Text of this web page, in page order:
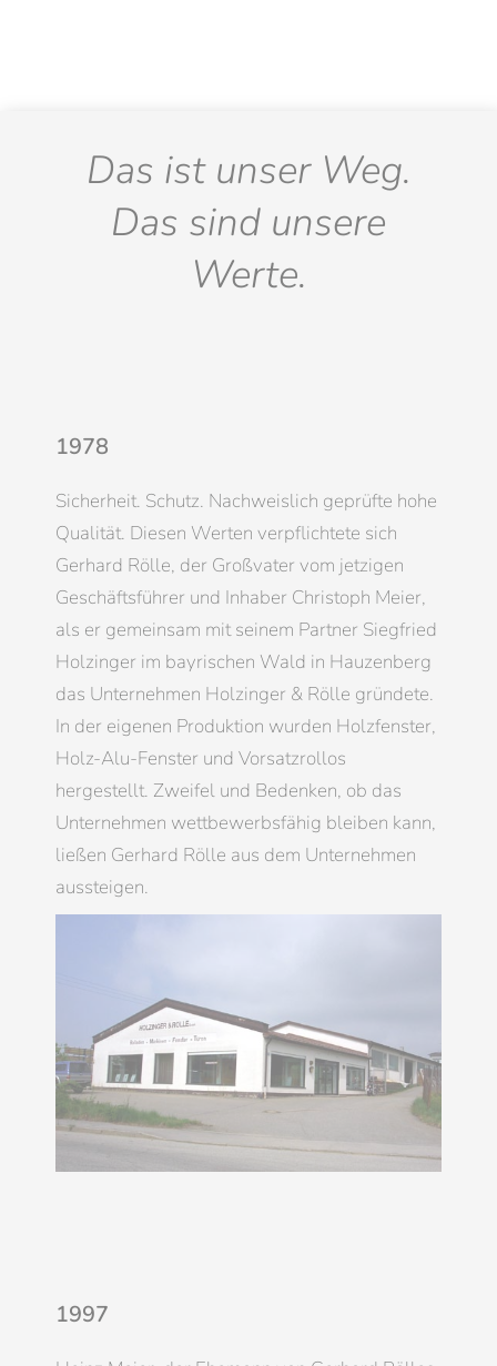
Das ist unser Weg.
Das sind unsere
Werte.
1978
Sicherheit. Schutz. Nachweislich geprüfte hohe
Qualität. Diesen Werten verpflichtete sich
Gerhard Rölle, der Großvater vom jetzigen
Geschäftsführer und Inhaber Christoph Meier,
als er gemeinsam mit seinem Partner Siegfried
Holzinger im bayrischen Wald in Hauzenberg
das Unternehmen Holzinger & Rölle gründete.
In der eigenen Produktion wurden Holzfenster,
Holz-Alu-Fenster und Vorsatzrollos
hergestellt. Zweifel und Bedenken, ob das
Unternehmen wettbewerbsfähig bleiben kann,
ließen Gerhard Rölle aus dem Unternehmen
aussteigen.
1997